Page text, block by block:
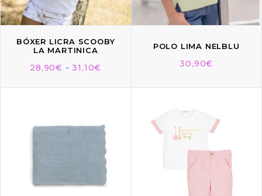
BÓXER LICRA SCOOBY
LA MARTINICA
28,90€ - 31,10€
POLO LIMA NELBLU
30,90€